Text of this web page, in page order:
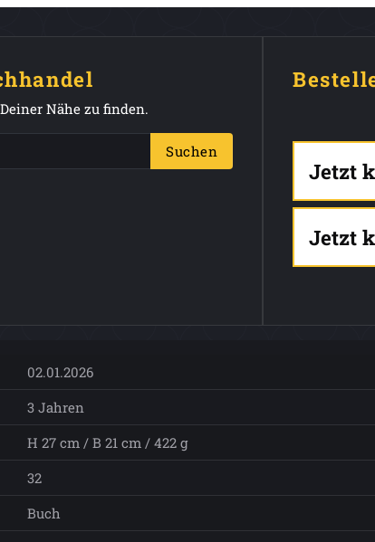
Nähe zu finden.
Suchen
Jetzt
Jetzt
02.01.2026
3 Jahren
H 27 cm / B 21 cm / 422 g
32
Buch